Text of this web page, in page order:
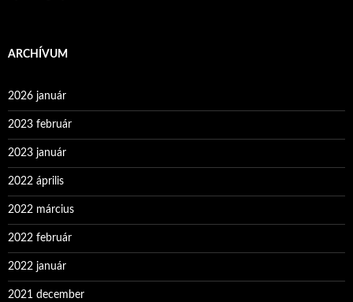
ARCHÍVUM
2026 január
2023 február
2023 január
2022 április
2022 március
2022 február
2022 január
2021 december